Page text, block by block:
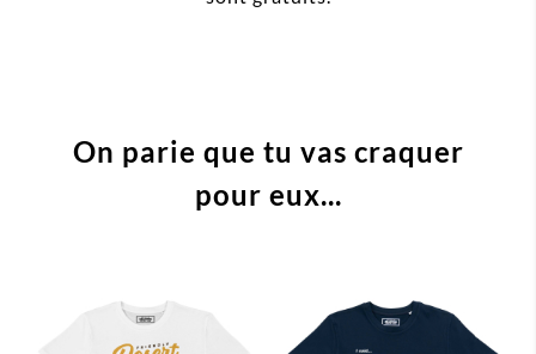
On parie que tu vas craquer
pour eux...